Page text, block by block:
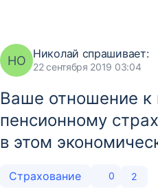
НО Николай спрашивает:
22 сентября 2019 03:04
Ваше отношение к
пенсионному
в этом
Страхование 0 2